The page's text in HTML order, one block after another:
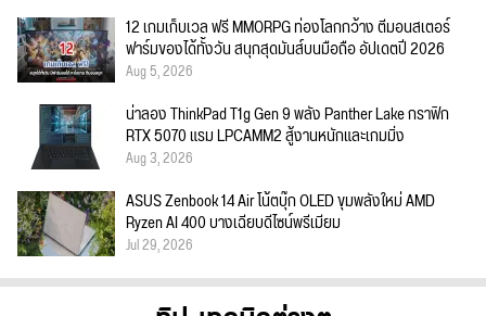
12 เกมเก็บเวล ฟรี MMORPG ท่องโลกกว้าง ตีมอนสเตอร์
ฟาร์มของได้ทั้งวัน สนุกสุดมันส์บนมือถือ อัปเดตปี 2026
Aug 5, 2026
น่าลอง ThinkPad T1g Gen 9 พลัง Panther Lake กราฟิก
RTX 5070 แรม LPCAMM2 สู้งานหนักและเกมมิ่ง
Aug 3, 2026
ASUS Zenbook 14 Air โน้ตบุ๊ก OLED ขุมพลังใหม่ AMD
Ryzen AI 400 บางเฉียบดีไซน์พรีเมียม
Jul 29, 2026